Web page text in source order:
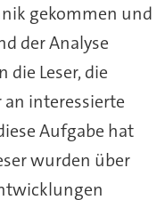
gekommen und
der Analyse
die Leser, die
interessierte
Aufgabe hat
wurden über